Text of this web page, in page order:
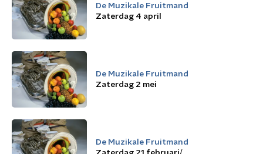
De Muzikale Fruitmand
Zaterdag 4 april
De Muzikale Fruitmand
Zaterdag 2 mei
De Muzikale Fruitmand